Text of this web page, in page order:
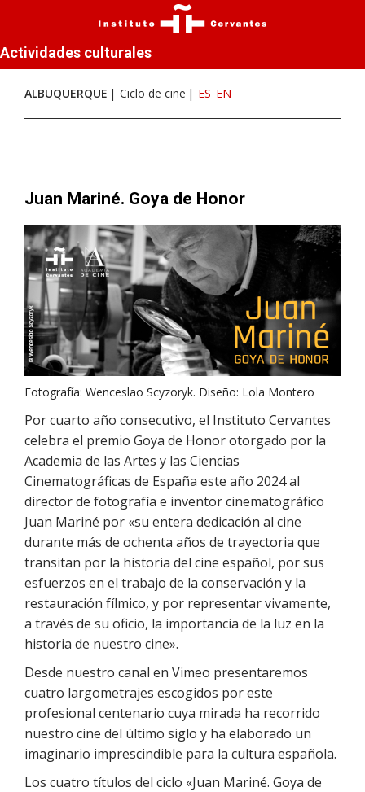
Actividades culturales
ALBUQUERQUE Ciclo de cine ES EN
Juan Mariné. Goya de Honor
Fotografía: Wenceslao Scyzoryk. Diseño: Lola Montero
Por cuarto año consecutivo, el Instituto Cervantes
celebra el premio Goya de Honor otorgado por la
Academia de las Artes y las Ciencias
Cinematográficas de España este año 2024 al
director de fotografía e inventor cinematográfico
Juan Mariné por «su entera dedicación al cine
durante más de ochenta años de trayectoria que
transitan por la historia del cine español, por sus
esfuerzos en el trabajo de la conservación y la
restauración fílmico, y por representar vivamente,
a través de su oficio, la importancia de la luz en la
historia de nuestro cine».
Desde nuestro canal en Vimeo presentaremos
cuatro largometrajes escogidos por este
profesional centenario cuya mirada ha recorrido
nuestro cine del último siglo y ha elaborado un
imaginario imprescindible para la cultura española.
Los cuatro títulos del ciclo «Juan Mariné. Goya de